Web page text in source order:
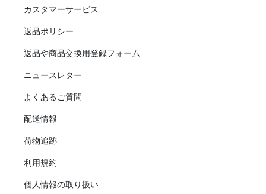
カスタマーサービス
返品ポリシー
返品や商品交換用登録フォーム
ニュースレター
よくあるご質問
配送情報
荷物追跡
利用規約
個人情報の取り扱い